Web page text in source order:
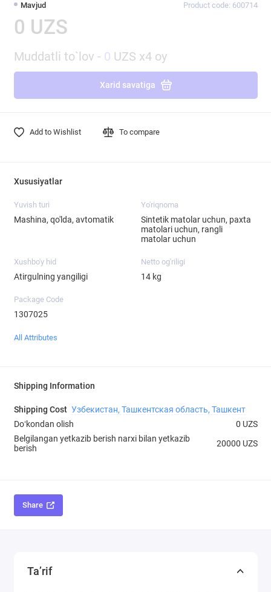
Mavjud Product code: 600714
0 UZS
Muddatli to`lov - 0 UZS x4 oy
Xarid savatiga
Add to Wishlist To compare
Xususiyatlar
Yuvish turi
Mashina, qo'lda, avtomatik
Yo'riqnoma
Sintetik matolar uchun, paxta
matolari uchun, rangli
matolar uchun
Xushbo'y hid
Atirgulning yangiligi
Netto og'riligi
14 kg
Package Code
1307025
All Attributes
Shipping Information
Shipping Cost Узбекистан, Ташкентская область, Ташкент
Doʻkondan olish
0 UZS
Belgilangan yetkazib berish narxi bilan yetkazib
berish
20000 UZS
Share
Ta’rif